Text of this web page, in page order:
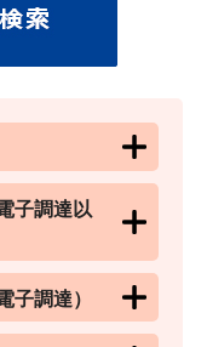
子調達以
子調達）